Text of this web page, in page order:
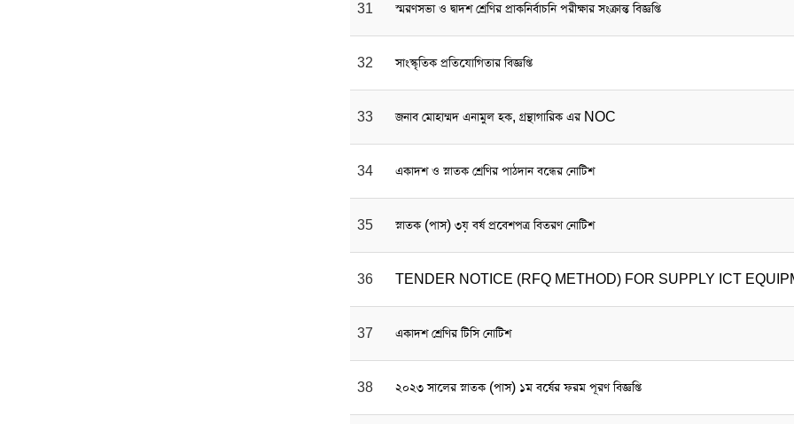
31 স্মরণসভা ও দ্বাদশ শ্রেণির প্রাকনির্বাচনি পরীক্ষার সংক্রান্ত বিজ্ঞপ্তি
32 সাংস্কৃতিক প্রতিযোগিতার বিজ্ঞপ্তি
33 জনাব মোহাম্মদ এনামুল হক, গ্রন্থাগারিক এর NOC
34 একাদশ ও স্নাতক শ্রেণির পাঠদান বন্ধের নোটিশ
35 স্নাতক (পাস) ৩য় বর্ষ প্রবেশপত্র বিতরণ নোটিশ
36 TENDER NOTICE (RFQ METHOD) FOR SUPPLY ICT
37 একাদশ শ্রেণির টিসি নোটিশ
38 ২০২৩ সালের স্নাতক (পাস) ১ম বর্ষের ফরম পূরণ বিজ্ঞপ্তি